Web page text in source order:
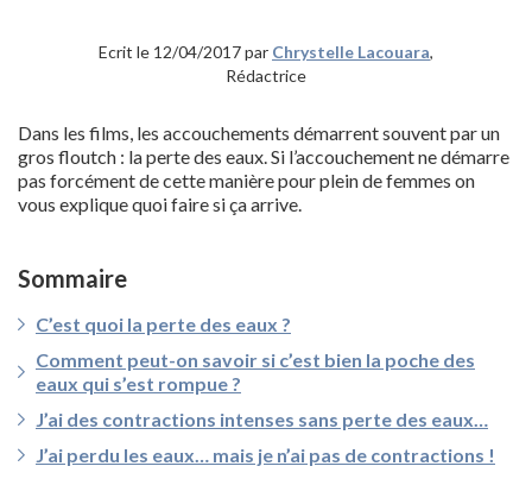
Ecrit le 12/04/2017 par Chrystelle Lacouara,
Rédactrice
Dans les films, les accouchements démarrent souvent par un
gros floutch : la perte des eaux. Si l’accouchement ne démarre
pas forcément de cette manière pour plein de femmes on
vous explique quoi faire si ça arrive.
Sommaire
C’est quoi la perte des eaux ?
Comment peut-on savoir si c’est bien la poche des
eaux qui s’est rompue ?
J’ai des contractions intenses sans perte des eaux…
J’ai perdu les eaux… mais je n’ai pas de contractions !